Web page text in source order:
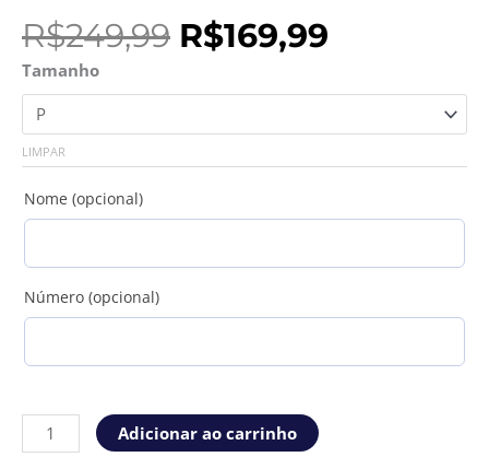
R$249,99 O
preço
original
R$249,99.
R$169,99
atual
R$169,99.
Tamanho
LIMPAR
Nome (opcional)
Número (opcional)
Camisa
Bayer
Leverkusen
25/26
Away
Torcedor
quantidade
Adicionar ao carrinho